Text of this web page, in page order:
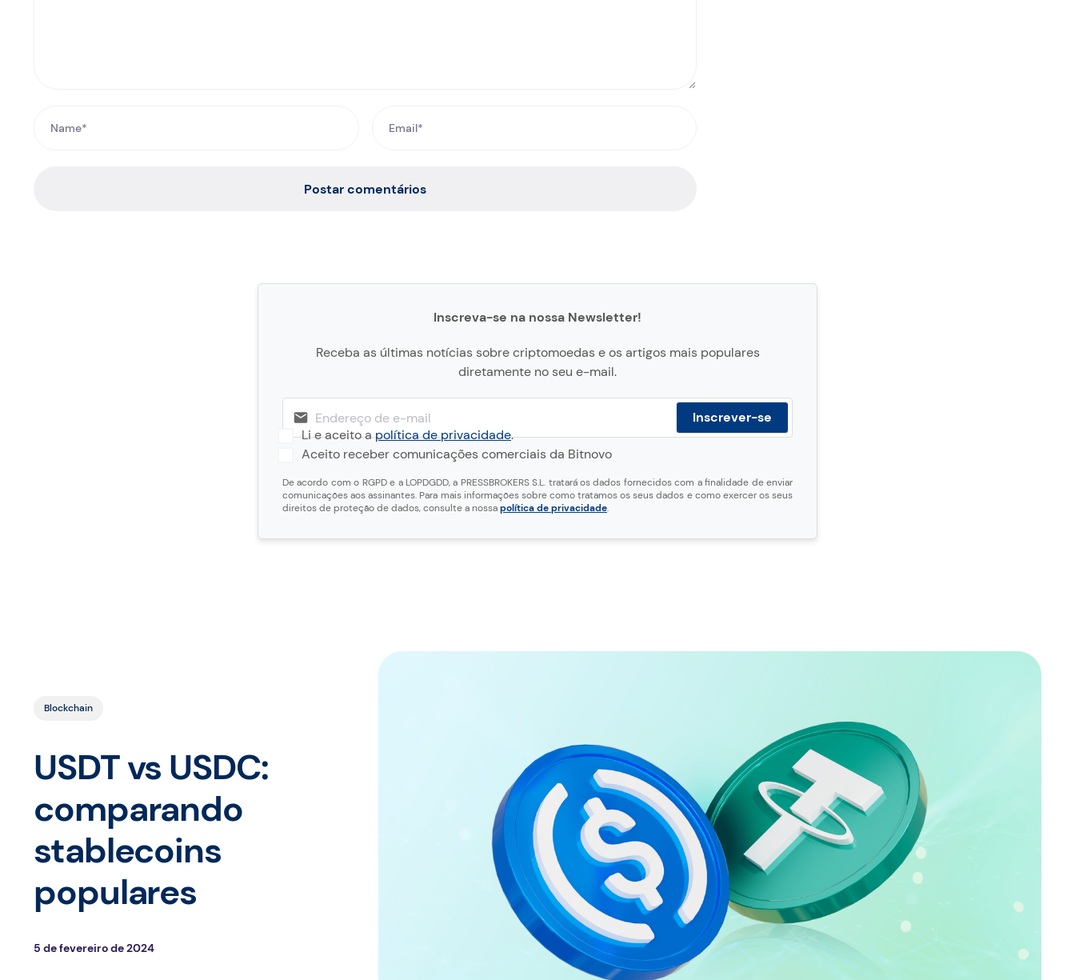
Postar comentários
Inscreva-se na nossa Newsletter!
Receba as últimas notícias sobre criptomoedas e os artigos mais populares
diretamente no seu e-mail.
Li e aceito apolítica de privacidade.
Aceito receber comunicações comerciais da Bitnovo
De acordo com o RGPD e a LOPDGDD, a PRESSBROKERS S.L. tratará os dados fornecidos com a finalidade de enviar
comunicações aos assinantes. Para mais informações sobre como tratamos os seus dados e como exercer os seus
direitos de proteção de dados, consulte a nossapolítica de privacidade.
Blockchain
USDT vs USDC:
comparando
stablecoins
populares
5 de fevereiro de 2024